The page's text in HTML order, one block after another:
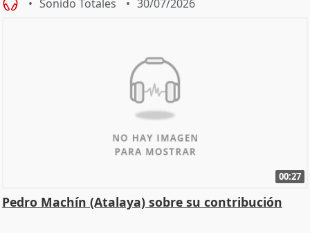
Sonido Totales 30/07/2026
00:27
Pedro Machín (Atalaya) sobre su contribución